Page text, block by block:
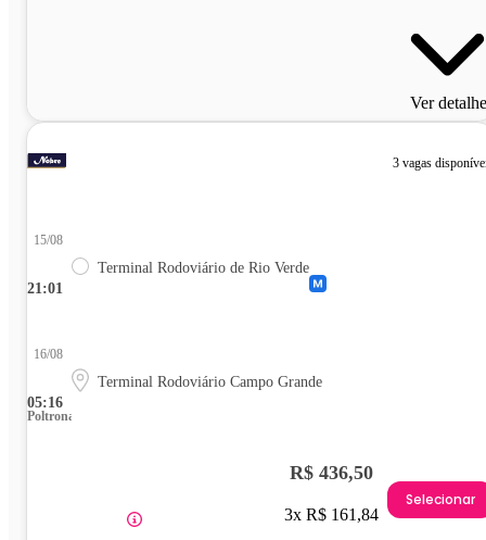
Ver
3 vagas
21:01
15/08
Terminal Rodoviário de Rio Verde
05:16
16/08
Terminal Rodoviário Campo Grande
Poltrona
R$ 436,50
3x R$ 161,84
Selecionar